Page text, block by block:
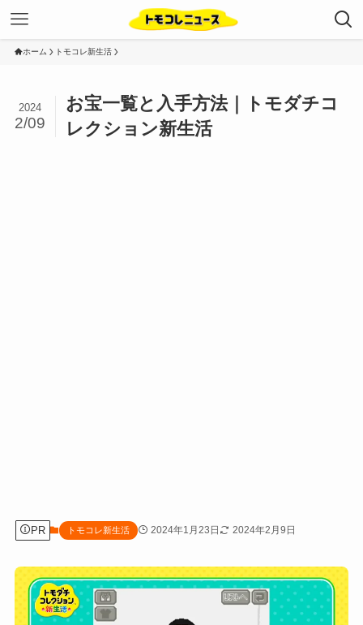
ホーム トモコレ新生活
お宝一覧と入手方法｜トモダチコ
レクション新生活
2024
2/09
PR トモコレ新生活 2024年1月23日 2024年2月9日